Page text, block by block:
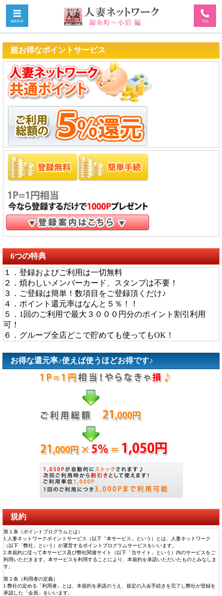
超お得なポイントサービス
6つの特典
１．登録およびご利用は一切無料
２．煩わしいメンバーカード、スタンプは不要！
３．ご登録は簡単！数項目をご登録頂くだけ♪
４．ポイント還元率はなんと５％！！
５．1回のご利用で最大３０００円分のポイント割引利用
可！
６．グループ全店どこで貯めても使ってもOK！
お得な還元率♪使えば使うほどお得です♪
規約
第１条（ポイントプログラムとは）
1.人妻ネットワークポイントサービス（以下「本サービス」という）とは、人妻ネットワーク
（以下「弊社」という）が運営するポイントプログラムサービスをいいます。
2.本規約に従って本サービス及び弊社関連サイト（以下「当サイト」という）内のサービスをご
利用いただきます。本サービスを利用することにより、本規約を承諾いただいたものとみなしま
す。
第２条（利用者の定義）
1.弊社の定める「利用者」とは、本規約を承諾のうえ、規定の入会手続きを完了し弊社が登録を
承認した「会員」をいいます。